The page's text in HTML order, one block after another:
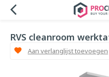
RVS cleanroom
Aan verlanglijst toevoegen